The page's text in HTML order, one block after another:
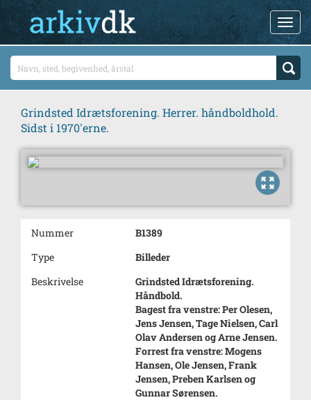
Grindsted Idrætsforening. Herrer. håndboldhold.
Sidst i 1970'erne.
Nummer
B1389
Type
Billeder
Beskrivelse
Grindsted Idrætsforening.
Håndbold.
Bagest fra venstre: Per Olesen,
Jens Jensen, Tage Nielsen, Carl
Olav Andersen og Arne Jensen.
Forrest fra venstre: Mogens
Hansen, Ole Jensen, Frank
Jensen, Preben Karlsen og
Gunnar Sørensen.